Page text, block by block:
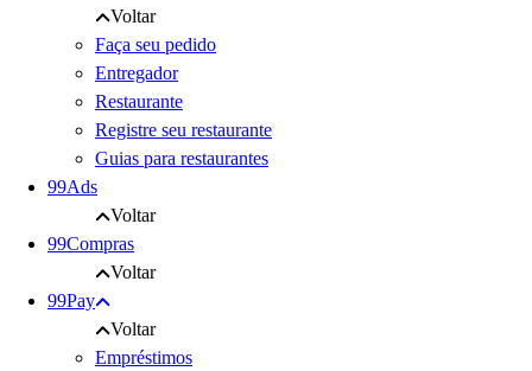
Voltar
Faça seu pedido
Entregador
Restaurante
Registre seu restaurante
Guias para restaurantes
99Ads
Voltar
99Compras
Voltar
99Pay
Voltar
Empréstimos